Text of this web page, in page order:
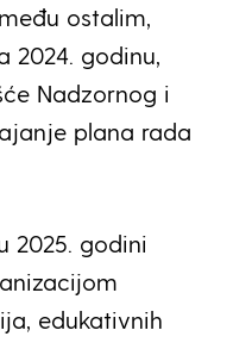
ostalim,
2024. godinu,
Nadzornog i
plana rada
2025. godini
edukativnih